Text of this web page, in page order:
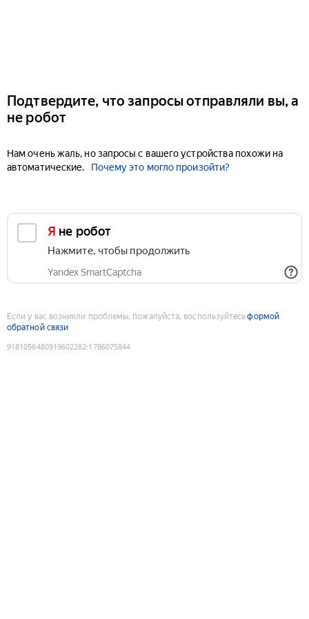
Подтвердите, что запросы отправляли вы, а
не робот
Нам очень жаль, но запросы с вашего устройства похожи на
автоматические.
Почему это могло произойти?
Я не робот
Нажмите, чтобы продолжить
Yandex SmartCaptcha
Если у вас возникли проблемы, пожалуйста, воспользуйтесьформой
обратной связи
9181056480919602282:1786075844